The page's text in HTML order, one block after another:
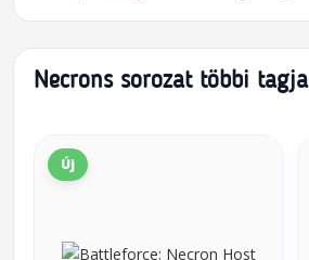
Necrons sorozat többi tagja
Új